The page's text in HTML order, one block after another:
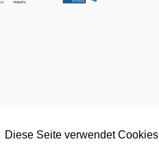
Diese Seite verwendet Cookies